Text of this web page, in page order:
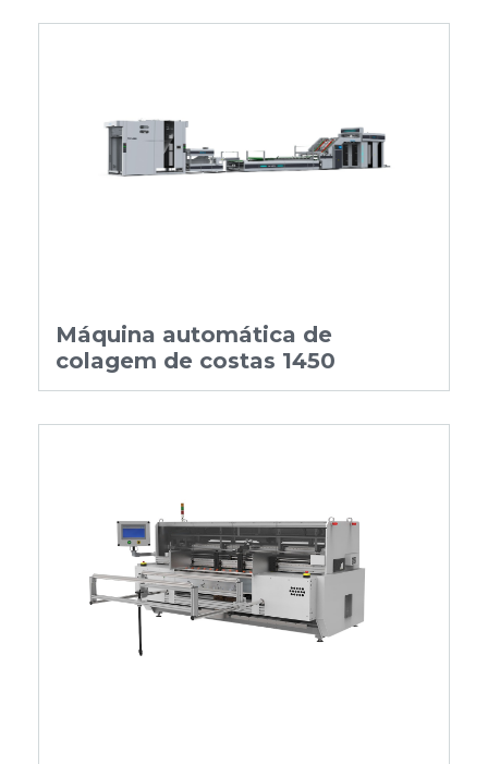
Máquina automática de
colagem de costas 1450